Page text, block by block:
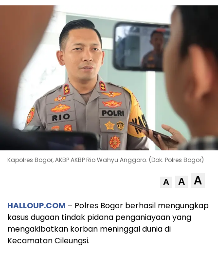
Kapolres Bogor, AKBP AKBP Rio Wahyu Anggoro. (Dok. Polres Bogor)
A A A
HALLOUP.COM – Polres Bogor berhasil mengungkap
kasus dugaan tindak pidana penganiayaan yang
mengakibatkan korban meninggal dunia di
Kecamatan Cileungsi.